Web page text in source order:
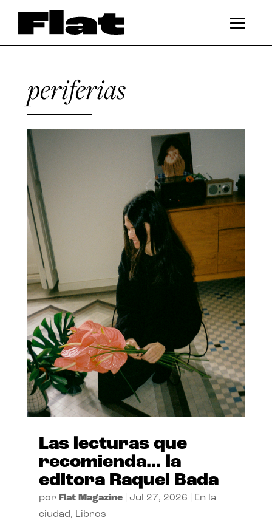
periferias
Las lecturas que
recomienda… la
editora Raquel Bada
por Flat Magazine| Jul 27, 2026
En la
ciudad, Libros